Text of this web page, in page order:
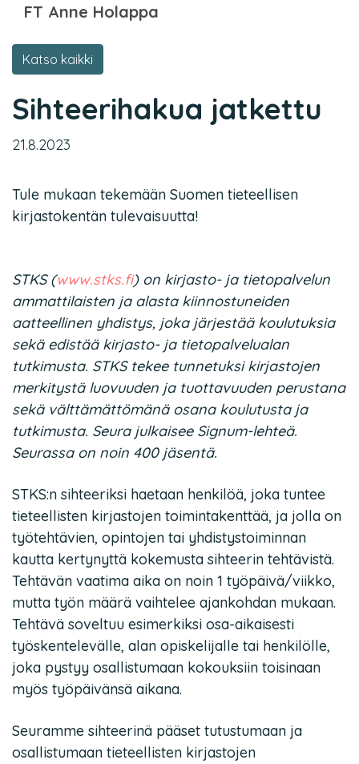
FT Anne Holappa
Katso kaikki
Sihteerihakua jatkettu
21.8.2023
Tule mukaan tekemään Suomen tieteellisen
kirjastokentän tulevaisuutta!
STKS (www.stks.fi) on kirjasto- ja tietopalvelun
ammattilaisten ja alasta kiinnostuneiden
aatteellinen yhdistys, joka järjestää koulutuksia
sekä edistää kirjasto- ja tietopalvelualan
tutkimusta. STKS tekee tunnetuksi kirjastojen
merkitystä luovuuden ja tuottavuuden perustana
sekä välttämättömänä osana koulutusta ja
tutkimusta. Seura julkaisee Signum-lehteä.
Seurassa on noin 400 jäsentä.
STKS:n sihteeriksi haetaan henkilöä, joka tuntee
tieteellisten kirjastojen toimintakenttää, ja jolla on
työtehtävien, opintojen tai yhdistystoiminnan
kautta kertynyttä kokemusta sihteerin tehtävistä.
Tehtävän vaatima aika on noin 1 työpäivä/viikko,
mutta työn määrä vaihtelee ajankohdan mukaan.
Tehtävä soveltuu esimerkiksi osa-aikaisesti
työskentelevälle, alan opiskelijalle tai henkilölle,
joka pystyy osallistumaan kokouksiin toisinaan
myös työpäivänsä aikana.
Seuramme sihteerinä pääset tutustumaan ja
osallistumaan tieteellisten kirjastojen